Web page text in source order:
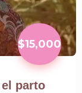
$15,000
parto